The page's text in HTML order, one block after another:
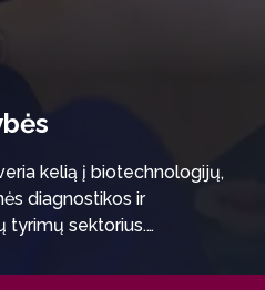
kelią į biotechnologijų,
diagnostikos ir
tyrimų sektorius.
ir komercinėse